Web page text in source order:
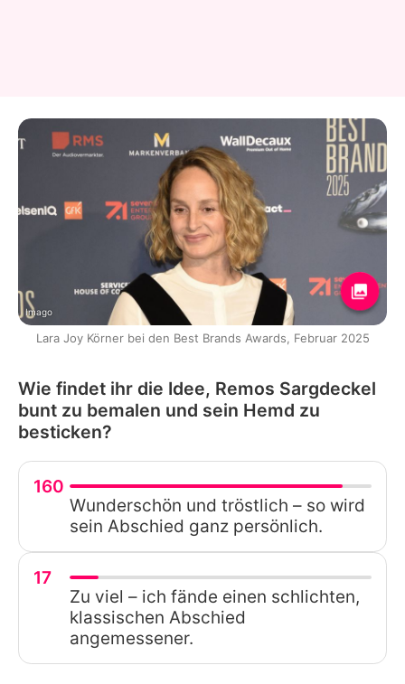
Imago
Lara Joy Körner bei den Best Brands Awards, Februar 2025
Wie findet ihr die Idee, Remos Sargdeckel
bunt zu bemalen und sein Hemd zu
besticken?
160
Wunderschön und tröstlich – so wird
sein Abschied ganz persönlich.
17
Zu viel – ich fände einen schlichten,
klassischen Abschied
angemessener.